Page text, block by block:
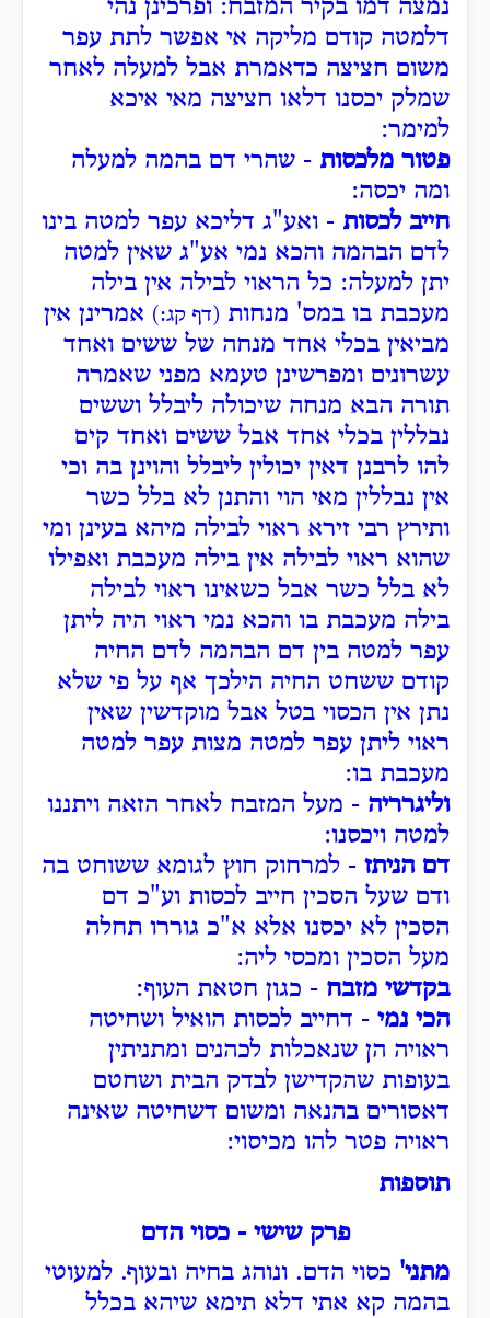
נמצה דמו בקיר המזבח: ופרכינן נהי
דלמטה קודם מליקה אי אפשר לתת עפר
משום חציצה כדאמרת אבל למעלה לאחר
שמלק יכסנו דלאו חציצה מאי איכא
למימר:
פטור מלכסות - שהרי דם בהמה למעלה
ומה יכסה:
חייב לכסות - ואע"ג דליכא עפר למטה בינו
לדם הבהמה והכא נמי אע"ג שאין למטה
יתן למעלה: כל הראוי לבילה אין בילה
מעכבת בו במס' מנחות (דף קג:) אמרינן אין
מביאין בכלי אחד מנחה של ששים ואחד
עשרונים ומפרשינן טעמא מפני שאמרה
תורה הבא מנחה שיכולה ליבלל וששים
נבללין בכלי אחד אבל ששים ואחד קים
להו לרבנן דאין יכולין ליבלל והוינן בה וכי
אין נבללין מאי הוי והתנן לא בלל כשר
ותירץ רבי זירא ראוי לבילה מיהא בעינן ומי
שהוא ראוי לבילה אין בילה מעכבת ואפילו
לא בלל כשר אבל כשאינו ראוי לבילה
בילה מעכבת בו והכא נמי ראוי היה ליתן
עפר למטה בין דם הבהמה לדם החיה
קודם ששחט החיה הילכך אף על פי שלא
נתן אין הכסוי בטל אבל מוקדשין שאין
ראוי ליתן עפר למטה מצות עפר למטה
מעכבת בו:
וליגרריה - מעל המזבח לאחר הזאה ויתננו
למטה ויכסנו:
דם הניתז - למרחוק חוץ לגומא ששוחט בה
ודם שעל הסכין חייב לכסות וע"כ דם
הסכין לא יכסנו אלא א"כ גוררו תחלה
מעל הסכין ומכסי ליה:
בקדשי מזבח - כגון חטאת העוף:
הכי נמי - דחייב לכסות הואיל ושחיטה
ראויה הן שנאכלות לכהנים ומתניתין
בעופות שהקדישן לבדק הבית ושחטם
דאסורים בהנאה ומשום דשחיטה שאינה
ראויה פטר להו מכיסוי:
תוספות
פרק שישי - כסוי הדם
מתני' כסוי הדם. ונוהג בחיה ובעוף. למעוטי
בהמה קא אתי דלא תימא שיהא בכלל